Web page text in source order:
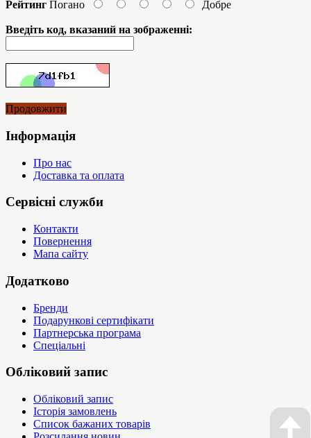
Рейтинг Погано Добре
Введіть код, вказаний на зображенні:
Продовжити
Інформація
Про нас
Доставка та оплата
Сервісні служби
Контакти
Повернення
Мапа сайту
Додатково
Бренди
Подарункові сертифікати
Партнерська програма
Спеціальні
Обліковий запис
Обліковий запис
Історія замовлень
Список бажаних товарів